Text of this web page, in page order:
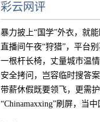
彩云网评
暴力披上“国学”外衣，就能
直播间午夜“狩猎”，平台
一根杆长椅，丈量城市温情
安全拷问，岂容临时搜答案
带薪休假既要领飞，更需
“Chinamaxxing”刷屏，当